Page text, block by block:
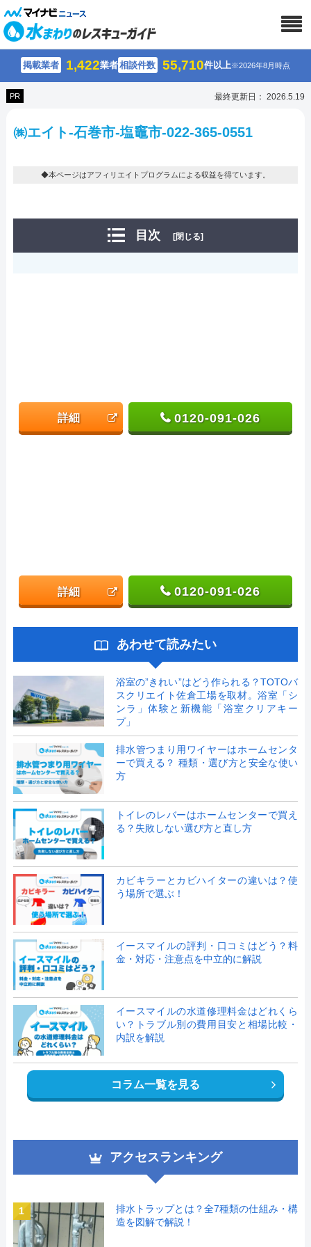
掲載業者 1,422業者相談件数 55,710件以上※2026年8月時点
PR 最終更新日： 2026.5.19
㈱エイト-石巻市-塩竈市-022-365-0551
◆本ページはアフィリエイトプログラムによる収益を得ています。
目次 [閉じる]
詳細 0120-091-026
詳細 0120-091-026
あわせて読みたい
浴室の”きれい”はどう作られる？TOTOバ
スクリエイト佐倉工場を取材。浴室「シ
ンラ」体験と新機能「浴室クリアキー
プ」
排水管つまり用ワイヤーはホームセンタ
ーで買える？ 種類・選び方と安全な使い
方
トイレのレバーはホームセンターで買え
る？失敗しない選び方と直し方
カビキラーとカビハイターの違いは？使
う場所で選ぶ！
イースマイルの評判・口コミはどう？料
金・対応・注意点を中立的に解説
イースマイルの水道修理料金はどれくら
い？トラブル別の費用目安と相場比較・
内訳を解説
コラム一覧を見る
アクセスランキング
1
排水トラップとは？全7種類の仕組み・構
造を図解で解説！